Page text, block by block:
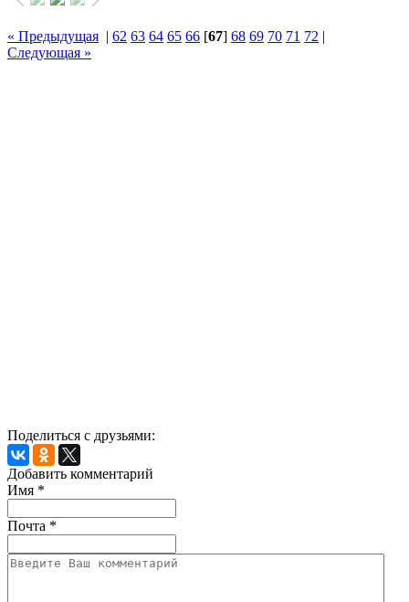
« Предыдущая | 62 63 64 65 66 [67] 68 69 70 71 72 |
Следующая »
Поделиться с друзьями:
Добавить комментарий
Имя *
Почта *